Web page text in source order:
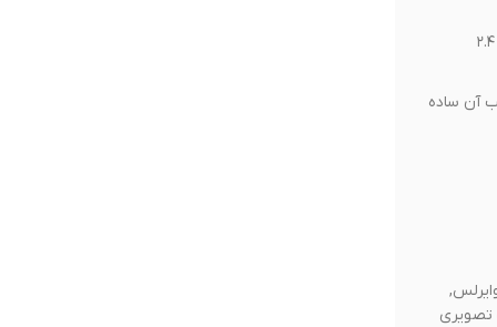
افرادی که خانه‌شان بدون اتصال وای‌فای یا اینترنت پایدار است اما باز هم می‌خواهند زنگ تصویری با مانیتور داشته باشند (اتصال مستقیم بی‌سیم ۲.۴
آن ساده
تصویری